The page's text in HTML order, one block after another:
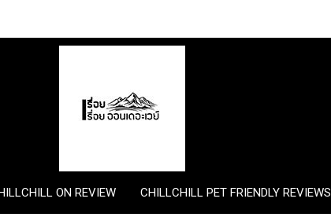
ON REVIEW CHILLCHILL PET FRIENDLY REVIEWS